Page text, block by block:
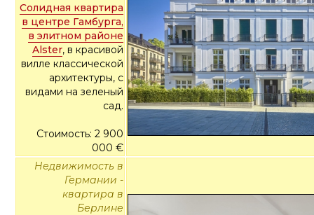
Солидная квартира
в центре Гамбурга,
в элитном районе
Alster, в красивой
вилле классической
архитектуры, с
видами на зеленый
сад.
Стоимость: 2 900
000 €
Недвижимость в
Германии -
квартира в
Берлине